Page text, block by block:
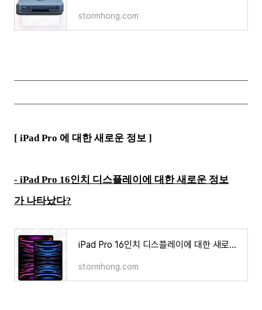
stormhong.com
[ iPad Pro 에 대한 새로운 정보 ]
- iPad Pro 16인치 디스플레이에 대한 새로운 정보
가 나타났다?
iPad Pro 16인치 디스플레이에 대한 새로운 정보가 나타났다?
stormhong.com